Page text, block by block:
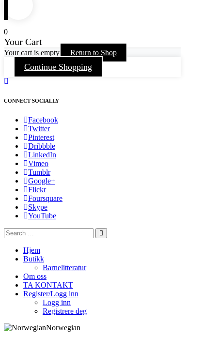
0
Your Cart
Your cart is empty Return to Shop
Continue Shopping
CONNECT SOCIALLY
Facebook
Twitter
Pinterest
Dribbble
LinkedIn
Vimeo
Tumblr
Google+
Flickr
Foursquare
Skype
YouTube
Hjem
Butikk
Barnelitteratur
Om oss
TA KONTAKT
Register/Logg inn
Logg inn
Registrere deg
Norwegian